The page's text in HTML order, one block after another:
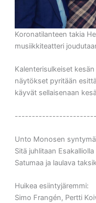
Koronatilanteen takia
musiikkiteatteri
Kalenterisulkeiset
näytökset pyritään
käyvät sellaisenaan
Unto Monosen
Sitä juhlitaan
Satumaa ja laulava
Huikea esiintyjäremmi:
Simo Frangén, Pertti